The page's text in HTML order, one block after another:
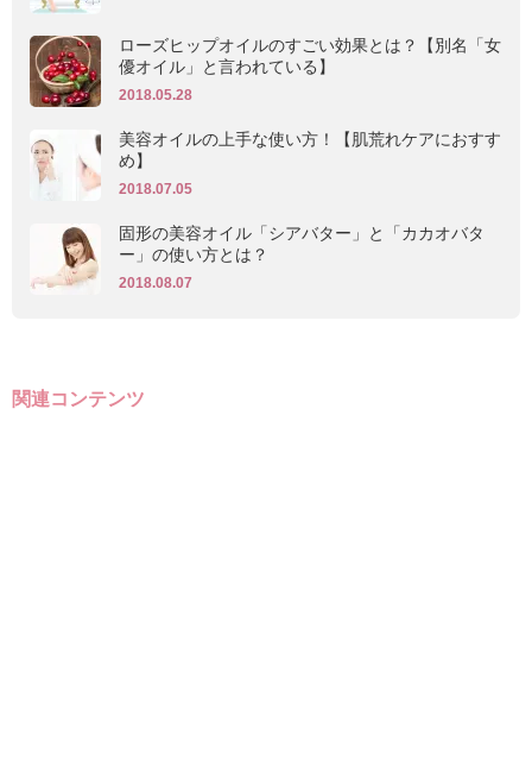
ローズヒップオイルのすごい効果とは？【別名「女
優オイル」と言われている】
2018.05.28
美容オイルの上手な使い方！【肌荒れケアにおすす
め】
2018.07.05
固形の美容オイル「シアバター」と「カカオバタ
ー」の使い方とは？
2018.08.07
関連コンテンツ